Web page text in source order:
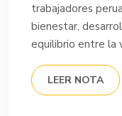
trabajadores
bienestar,
equilibrio entre la
LEER NOTA